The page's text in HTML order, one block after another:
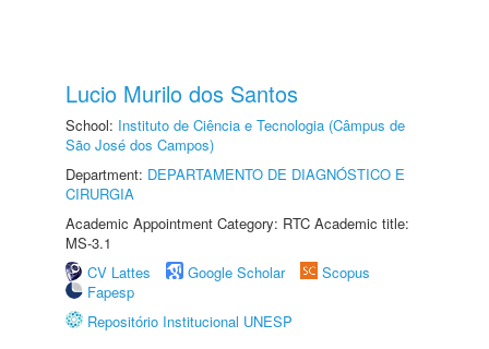
Lucio Murilo dos Santos
School: Instituto de Ciência e Tecnologia (Câmpus de
São José dos Campos)
Department: DEPARTAMENTO DE DIAGNÓSTICO E
CIRURGIA
Academic Appointment Category: RTC Academic title:
MS-3.1
CV Lattes
Google Scholar
Scopus
Fapesp
Repositório Institucional UNESP